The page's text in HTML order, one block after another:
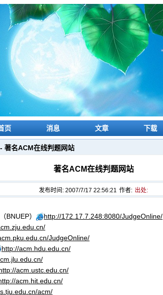
页 消息 文章 下载
著名ACM在线判题网站
著名ACM在线判题网站
发布时间: 2007/7/17 22:56:21 作者: 出处:
BNUEP）
http://172.17.7.248:8080/JudgeOnline/
JudgeOnline/
http://acm.hdu.edu.cn/
acm.ustc.edu.cn/
acm.hit.edu.cn/
acm/